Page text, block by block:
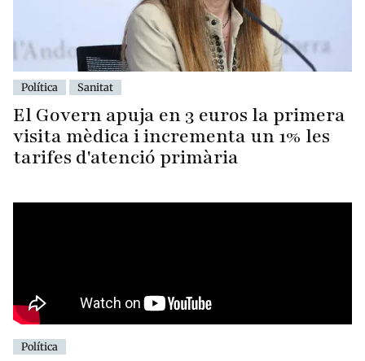
Política Sanitat
El Govern apuja en 3 euros la primera
visita mèdica i incrementa un 1% les
tarifes d'atenció primària
Política